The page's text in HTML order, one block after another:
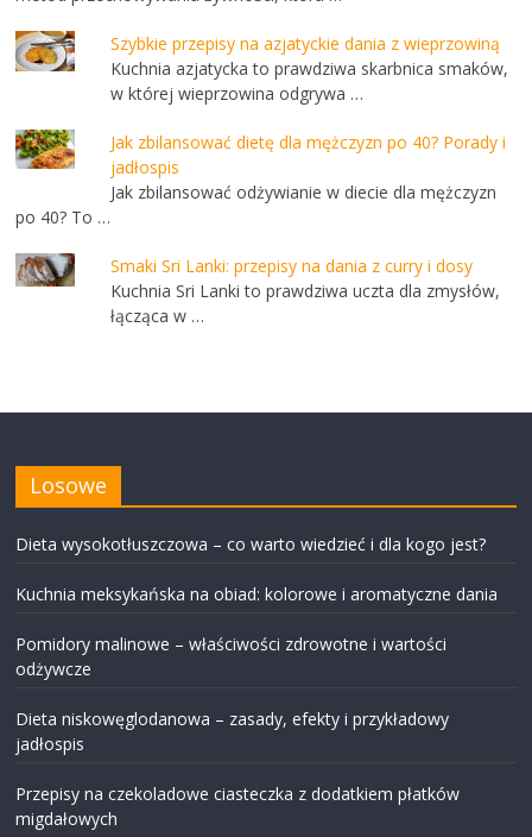
Szybkie przepisy na azjatyckie dania z wieprzowiną
Kuchnia azjatycka to prawdziwa skarbnica smaków,
w której wieprzowina odgrywa …
Jak zbilansować dietę dla mężczyzn po 40? Porady i
jadłospis
Jak zbilansować odżywianie w diecie dla mężczyzn
po 40? To …
Smaki Sri Lanki: przepisy na dania z curry i dosy
Kuchnia Sri Lanki to prawdziwa uczta dla zmysłów,
łącząca w …
Losowe
Dieta wysokotłuszczowa – co warto wiedzieć i dla kogo jest?
Kuchnia meksykańska na obiad: kolorowe i aromatyczne dania
Pomidory malinowe – właściwości zdrowotne i wartości
odżywcze
Dieta niskowęglodanowa – zasady, efekty i przykładowy
jadłospis
Przepisy na czekoladowe ciasteczka z dodatkiem płatków
migdałowych